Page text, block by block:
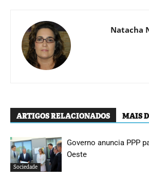
Natacha
ARTIGOS RELACIONADOS MAIS
Sociedade
Governo anuncia PPP
Oeste